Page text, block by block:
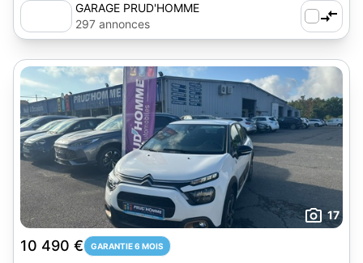
GARAGE PRUD'HOMME
297 annonces
17
10 490 € GARANTIE 6 MOIS